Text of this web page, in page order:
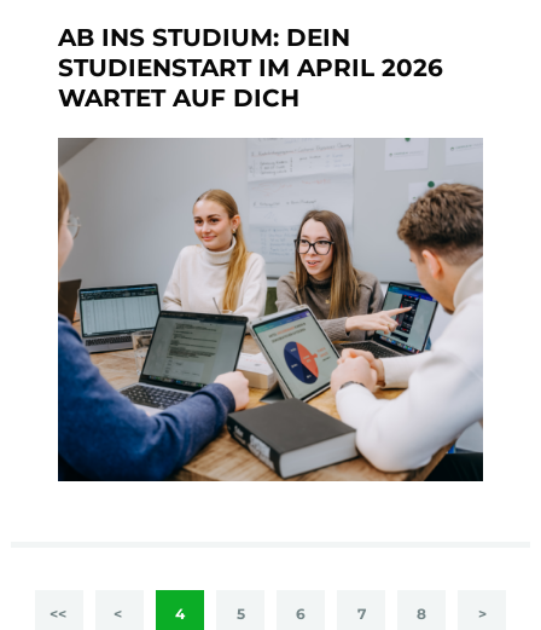
AB INS STUDIUM: DEIN
STUDIENSTART IM APRIL 2026
WARTET AUF DICH
<< < 4 5 6 7 8 >